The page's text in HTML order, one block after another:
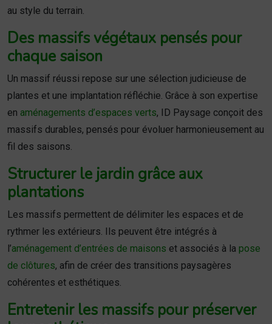
au style du terrain.
Des massifs végétaux pensés pour
chaque saison
Un massif réussi repose sur une sélection judicieuse de
plantes et une implantation réfléchie. Grâce à son expertise
en aménagements d’espaces verts, ID Paysage conçoit des
massifs durables, pensés pour évoluer harmonieusement au
fil des saisons.
Structurer le jardin grâce aux
plantations
Les massifs permettent de délimiter les espaces et de
rythmer les extérieurs. Ils peuvent être intégrés à
l’aménagement d’entrées de maisons et associés à la pose
de clôtures, afin de créer des transitions paysagères
cohérentes et esthétiques.
Entretenir les massifs pour préserver